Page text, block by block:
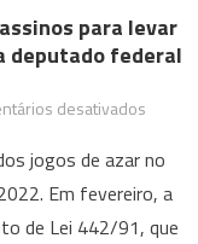
das
em
para levar
deputado federal
desativadosem
precisa
jogos
jogos de azar no
Em fevereiro, a
de Lei 442/91, que